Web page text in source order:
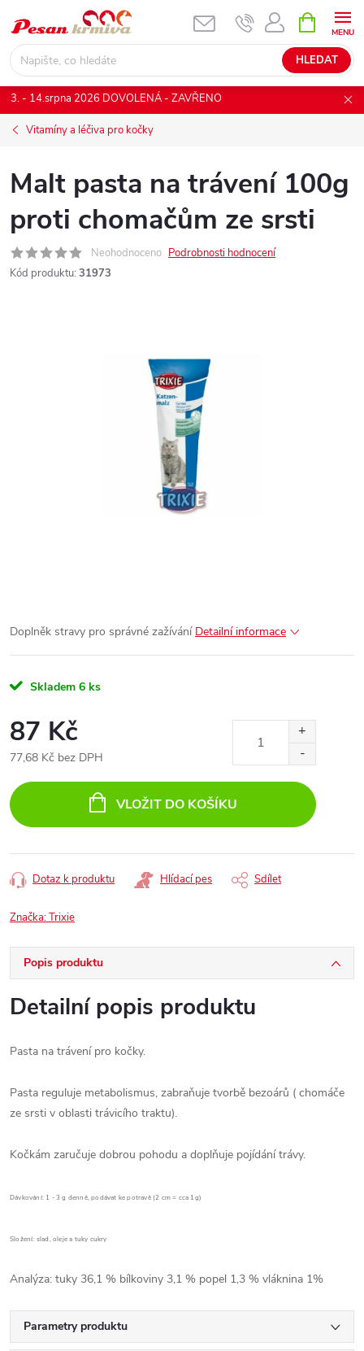
na
obsah
HLEDAT
NÁKUPNÍ
KOŠÍK
3. - 14.srpna 2026 DOVOLENÁ - ZAVŘENO
Vitamíny a léčiva pro kočky
Malt pasta na trávení 100g
proti chomačům ze srsti
Neohodnoceno Podrobnosti hodnocení
Kód produktu: 31973
Doplněk stravy pro správné zažívání Detailní informace
Skladem 6 ks
87 Kč
77,68 Kč bez DPH
cena:
VLOŽIT DO KOŠÍKU
Dotaz k produktu Hlídací pes Sdílet
Značka:Trixie
Popis produktu
Detailní popis produktu
Pasta na trávení pro kočky.
Pasta reguluje metabolismus, zabraňuje tvorbě bezoárů ( chomáče
ze srsti v oblasti trávicího traktu).
Kočkám zaručuje dobrou pohodu a doplňuje pojídání trávy.
Dávkování: 1 - 3 g denně, podávat ke potravě (2 cm = cca 1g)
Složení: slad, oleje a tuky cukry
Analýza: tuky 36,1 % bílkoviny 3,1 % popel 1,3 % vláknina 1%
Parametry produktu